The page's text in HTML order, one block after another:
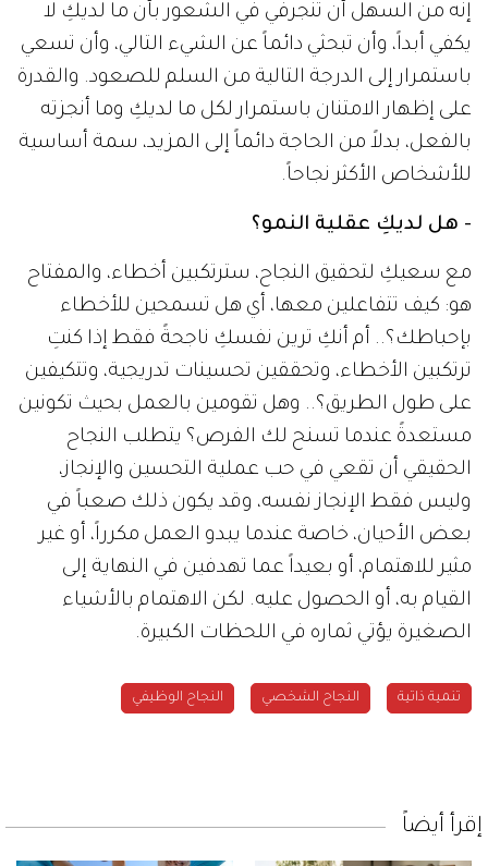
إنه من السهل أن تنجرفي في الشعور بأن ما لديكِ لا
يكفي أبداً، وأن تبحثي دائماً عن الشيء التالي، وأن تسعي
باستمرار إلى الدرجة التالية من السلم للصعود. والقدرة
على إظهار الامتنان باستمرار لكل ما لديكِ وما أنجزته
بالفعل، بدلاً من الحاجة دائماً إلى المزيد، سمة أساسية
للأشخاص الأكثر نجاحاً.
- هل لديكِ عقلية النمو؟
مع سعيكِ لتحقيق النجاح، سترتكبين أخطاء، والمفتاح
هو: كيف تتفاعلين معها، أي هل تسمحين للأخطاء
بإحباطك؟.. أم أنكِ ترين نفسكِ ناجحةً فقط إذا كنتِ
ترتكبين الأخطاء، وتحققين تحسينات تدريجية، وتتكيفين
على طول الطريق؟.. وهل تقومين بالعمل بحيث تكونين
مستعدةً عندما تسنح لك الفرص؟ يتطلب النجاح
الحقيقي أن تقعي في حب عملية التحسين والإنجاز،
وليس فقط الإنجاز نفسه، وقد يكون ذلك صعباً في
بعض الأحيان، خاصة عندما يبدو العمل مكرراً، أو غير
مثير للاهتمام، أو بعيداً عما تهدفين في النهاية إلى
القيام به، أو الحصول عليه. لكن الاهتمام بالأشياء
الصغيرة يؤتي ثماره في اللحظات الكبيرة.
تنمية ذاتية النجاح الشخصي النجاح الوظيفي
إقرأ أيضاً